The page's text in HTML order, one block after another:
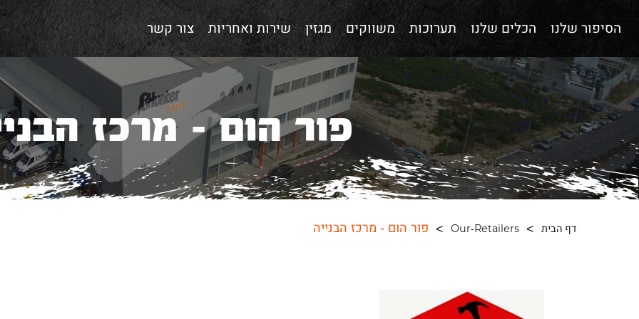
הסיפור שלנו הכלים שלנו תערוכות משווקים מגזין שירות ואחריות צור קשר
פור הום - מרכז
דף הבית Our-Retailers פור הום - מרכז הבנייה